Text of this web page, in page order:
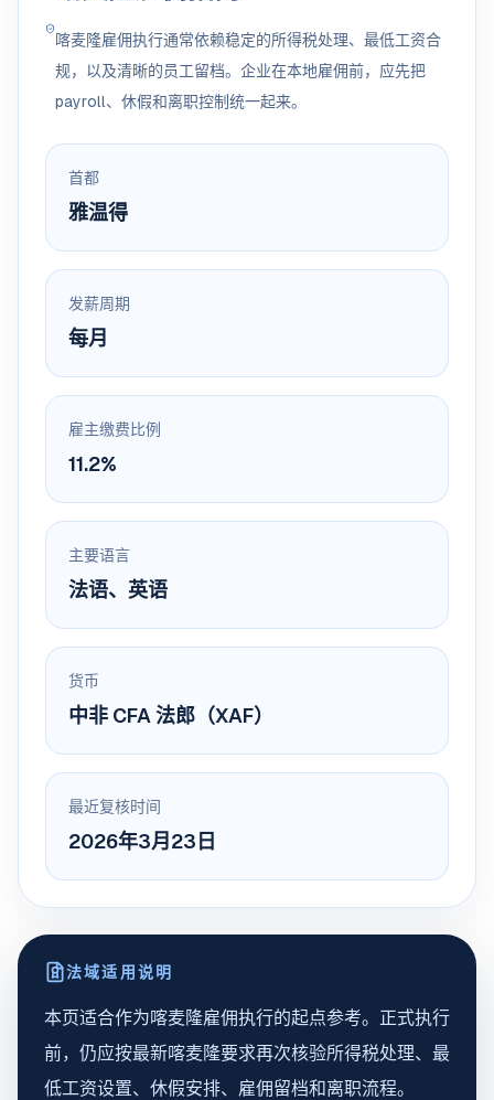
喀麦隆雇佣执行通常依赖稳定的所得税处理、最低工资合
规，以及清晰的员工留档。企业在本地雇佣前，应先把
payroll、休假和离职控制统一起来。
首都
雅温得
发薪周期
每月
雇主缴费比例
11.2%
主要语言
法语、英语
货币
中非 CFA 法郎（XAF）
最近复核时间
2026年3月23日
法域适用说明
本页适合作为喀麦隆雇佣执行的起点参考。正式执行
前，仍应按最新喀麦隆要求再次核验所得税处理、最
低工资设置、休假安排、雇佣留档和离职流程。